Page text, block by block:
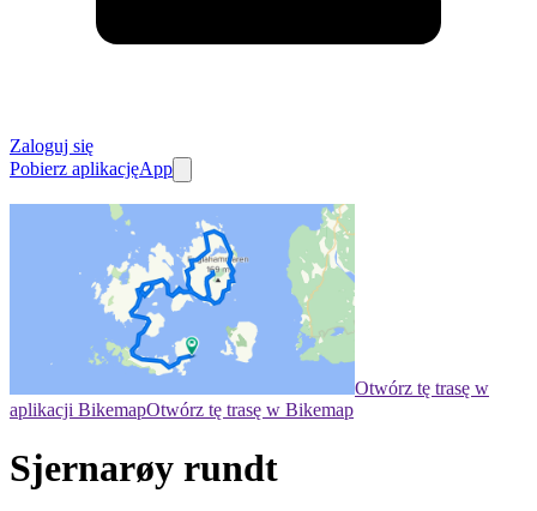
Zaloguj się
Pobierz aplikacjęApp
Otwórz tę trasę w
aplikacji BikemapOtwórz tę trasę w Bikemap
Sjernarøy rundt